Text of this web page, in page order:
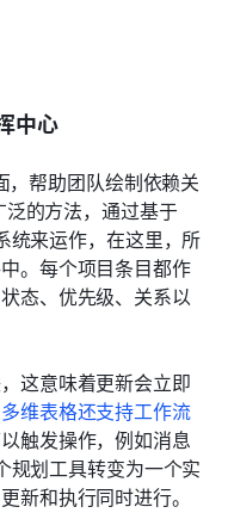
中心
帮助团队绘制依赖关
来运作，在这里，所
。每个项目条目都作
态、优先级、关系以
这意味着更新会立即
多维表格还支持工作流
触发操作，例如消息
规划工具转变为一个实
新和执行同时进行。